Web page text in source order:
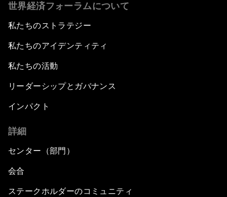
世界経済フォーラムについて
私たちのストラテジー
私たちのアイデンティティ
私たちの活動
リーダーシップとガバナンス
インパクト
詳細
センター（部門）
会合
ステークホルダーのコミュニティ